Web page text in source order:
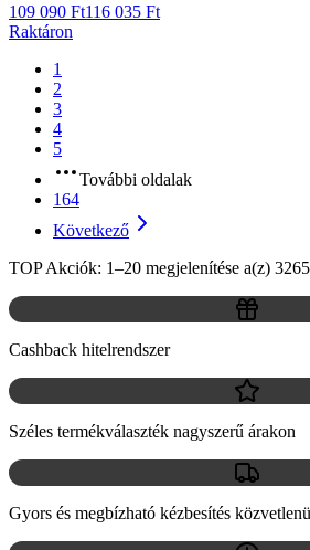
109 090 Ft116 035 Ft
Raktáron
1
2
3
4
5
További oldalak
164
Következő
TOP Akciók: 1–20 megjelenítése a(z)
Cashback hitelrendszer
Széles termékválaszték nagyszerű árakon
Gyors és megbízható kézbesítés